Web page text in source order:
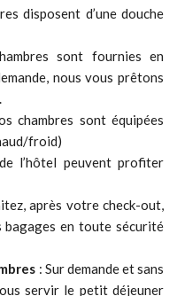
disposent d’une douche
sont fournies en
nous vous prêtons
chambres sont équipées
froid)
l’hôtel peuvent profiter
après votre check-out,
bagages en toute sécurité
: Sur demande et sans
servir le petit déjeuner